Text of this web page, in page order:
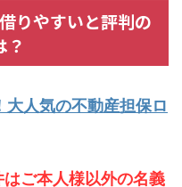
りやすいと評判の
？
人気の不動産担保ロ
ご本人様以外の名義